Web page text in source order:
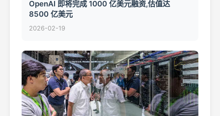
OpenAI 即将完成 1000 亿美元融资,估值达
8500 亿美元
2026-02-19